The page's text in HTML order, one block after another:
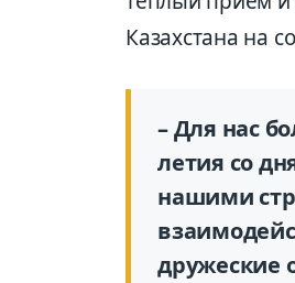
Казахстана на
– Для нас
летия со
нашими
дружеские